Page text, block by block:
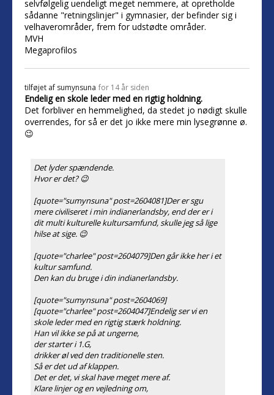
selvfølgelig uendeligt meget nemmere, at opretholde
sådanne "retningslinjer" i gymnasier, der befinder sig i
velhaverområder, frem for udstødte områder.
MVH
Megaprofilos
tilføjet af sumynsuna for 14 år siden
Endelig en skole leder med en rigtig holdning.
Det forbliver en hemmelighed, da stedet jo nødigt skulle
overrendes, for så er det jo ikke mere min lysegrønne ø.
😉
Det lyder spændende.
Hvor er det? 😉
[quote="sumynsuna" post=2604081]Der er sgu
mere civiliseret i min indianerlandsby, end der er i
dit multi kulturelle kultursamfund, skulle jeg så lige
hilse at sige. 😉
[quote="charlee" post=2604079]Den går ikke her i et
kultur samfund.
Den kan du bruge i din indianerlandsby.
[quote="sumynsuna" post=2604069]
[quote="charlee" post=2604047]Endelig ser vi en
skole leder med en rigtig stærk holdning.
Han vil ikke se på at ungerne,
der starter i 1.G,
drikker øl ved den traditionelle sten.
Så er det ud af klappen.
Det er det, vi skal have meget mere af.
Klare linjer og en vejledning om,